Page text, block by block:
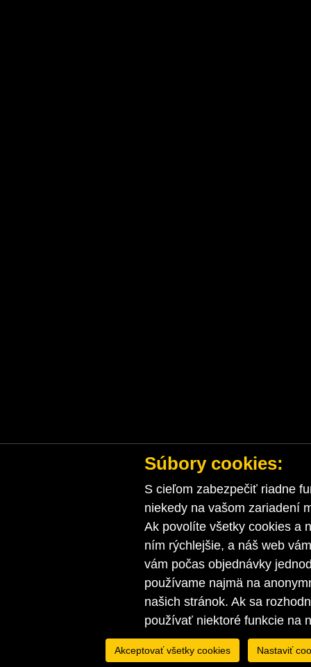
Súbory cookies:
S cieľom zabezpečiť riadne
niekedy na vašom zariadení
Ak povolíte všetky cookies a
ním rýchlejšie, a náš web
vám počas objednávky
používame najmä na
našich stránok. Ak sa
používať niektoré funkcie na
Akceptovať všetky cookies Nastaviť